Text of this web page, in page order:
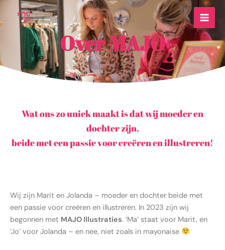
de
inhoud
Over MAJO
Wat ons zo uniek maakt is dat wij moeder en
dochter zijn,
beide met een passie voor creëren en illustreren!
Wij zijn Marit en Jolanda – moeder en dochter beide met
een passie voor creëren en illustreren. In 2023 zijn wij
begonnen met MAJO Illustraties. ‘Ma’ staat voor Marit, en
‘Jo’ voor Jolanda – en nee, niet zoals in mayonaise